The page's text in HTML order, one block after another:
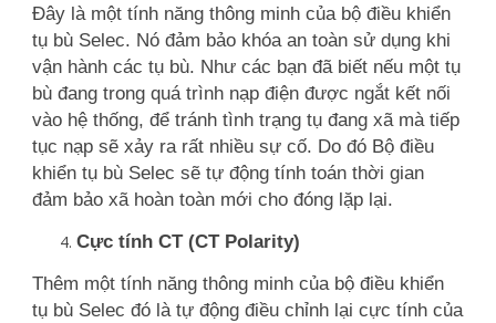
Đây là một tính năng thông minh của bộ điều khiển
tụ bù Selec. Nó đảm bảo khóa an toàn sử dụng khi
vận hành các tụ bù. Như các bạn đã biết nếu một tụ
bù đang trong quá trình nạp điện được ngắt kết nối
vào hệ thống, để tránh tình trạng tụ đang xã mà tiếp
tục nạp sẽ xảy ra rất nhiều sự cố. Do đó Bộ điều
khiển tụ bù Selec sẽ tự động tính toán thời gian
đảm bảo xã hoàn toàn mới cho đóng lặp lại.
Cực tính CT (CT Polarity)
Thêm một tính năng thông minh của bộ điều khiển
tụ bù Selec đó là tự động điều chỉnh lại cực tính của